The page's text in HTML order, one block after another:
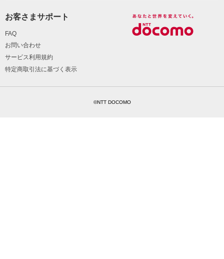
お客さまサポート
FAQ
お問い合わせ
サービス利用規約
特定商取引法に基づく表示
©NTT DOCOMO